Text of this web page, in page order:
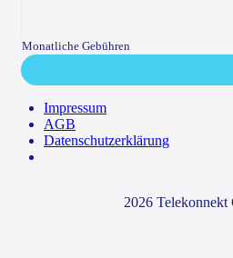
Monatliche Gebühren
Impressum
AGB
Datenschutzerklärung
2026